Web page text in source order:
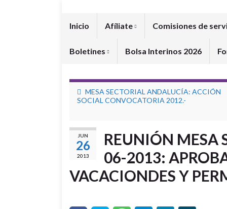
Inicio Afíliate Comisiones de
Boletines Bolsa Interinos 2026
MESA SECTORIAL ANDALUCÍA: ACCIÓN
SOCIAL CONVOCATORIA 2012.-
JUN
26
2013
REUNIÓN MESA
06-2013:
VACACIONDES Y